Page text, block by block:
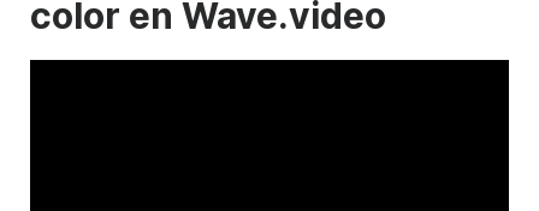
color en Wave.video